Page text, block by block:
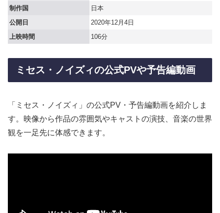
制作国
日本
公開日
2020年12月4日
上映時間
106分
ミセス・ノイズィの公式PVや予告編動画
「ミセス・ノイズィ」の公式PV・予告編動画を紹介しま
す。映像から作品の雰囲気やキャストの演技、音楽の世界
観を一足先に体感できます。